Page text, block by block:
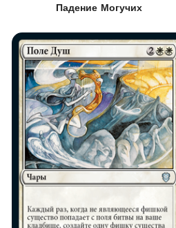
Падение Могучих